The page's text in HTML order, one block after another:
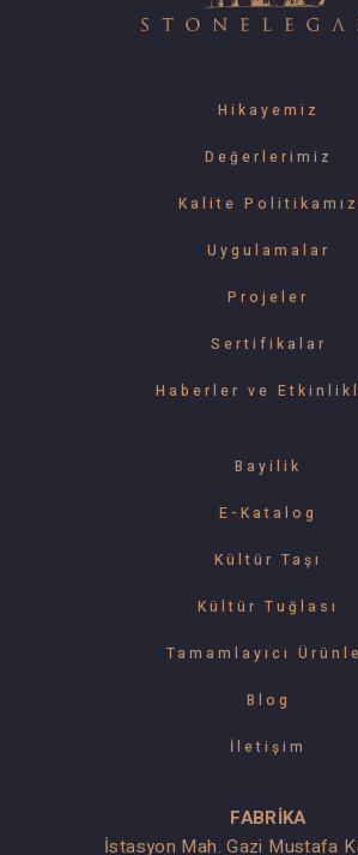
Hikayemiz
Değerlerimiz
Kalite Politikamız
Uygulamalar
Projeler
Sertifikalar
Haberler ve
Bayilik
E-Katalog
Kültür Taşı
Kültür Tuğlası
Tamamlayıcı
Blog
İletişim
FABRİKA
İstasyon Mah. Gazi Mustafa